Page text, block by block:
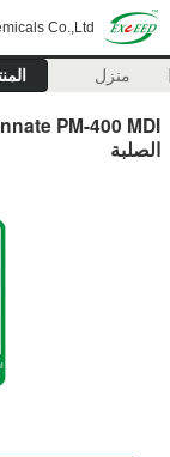
Co.,Ltd
منزل
الصلبة